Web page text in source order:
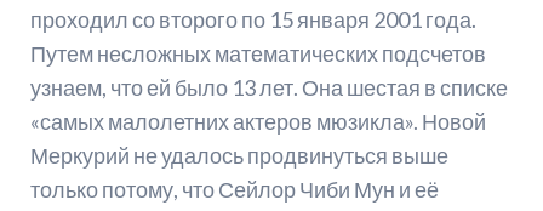
проходил со второго по 15 января 2001 года.
Путем несложных математических подсчетов
узнаем, что ей было 13 лет. Она шестая в списке
«самых малолетних актеров мюзикла». Новой
Меркурий не удалось продвинуться выше
только потому, что Сейлор Чиби Мун и её